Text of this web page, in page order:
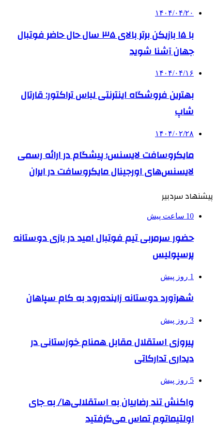
۱۴۰۴/۰۴/۲۰
با ۱۵ بازیکن برتر بالای ۳۵ سال حال حاضر فوتبال
جهان آشنا شوید
۱۴۰۴/۰۴/۱۶
بهترین فروشگاه اینترنتی لباس تراکتور: قارتال
شاپ
۱۴۰۴/۰۲/۲۸
مایکروسافت لایسنس؛ پیشگام در ارائه رسمی
لایسنس‌های اورجینال مایکروسافت در ایران
پیشنهاد سردبیر
10 ساعت پیش
حضور سرمربی تیم فوتبال امید در بازی دوستانه
پرسپولیس
1 روز پیش
شهرآورد دوستانه زاینده‌رود به کام سپاهان
3 روز پیش
پیروزی استقلال مقابل همنام خوزستانی در
دیداری تدارکاتی
5 روز پیش
واکنش تند رضاییان به استقلالی‌ها/ به جای
اولتیماتوم تماس می‌گرفتید